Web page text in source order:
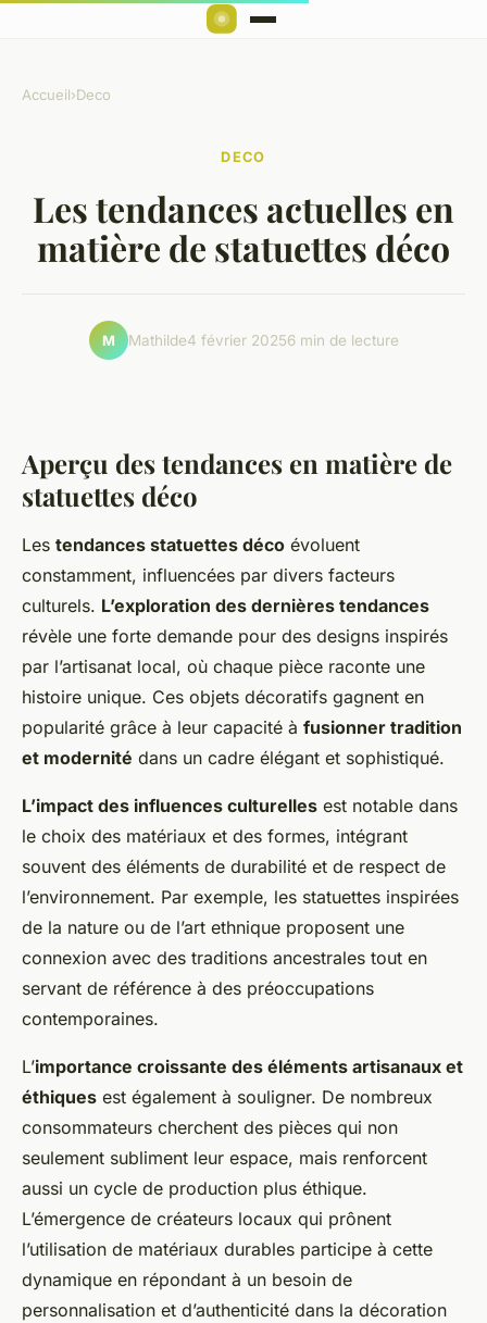
Accueil›Deco
DECO
Les tendances actuelles en
matière de statuettes déco
M Mathilde4 février 20256 min de lecture
Aperçu des tendances en matière de
statuettes déco
Les tendances statuettes déco évoluent
constamment, influencées par divers facteurs
culturels. L’exploration des dernières tendances
révèle une forte demande pour des designs inspirés
par l’artisanat local, où chaque pièce raconte une
histoire unique. Ces objets décoratifs gagnent en
popularité grâce à leur capacité à fusionner tradition
et modernité dans un cadre élégant et sophistiqué.
L’impact des influences culturelles est notable dans
le choix des matériaux et des formes, intégrant
souvent des éléments de durabilité et de respect de
l’environnement. Par exemple, les statuettes inspirées
de la nature ou de l’art ethnique proposent une
connexion avec des traditions ancestrales tout en
servant de référence à des préoccupations
contemporaines.
L’importance croissante des éléments artisanaux et
éthiques est également à souligner. De nombreux
consommateurs cherchent des pièces qui non
seulement subliment leur espace, mais renforcent
aussi un cycle de production plus éthique.
L’émergence de créateurs locaux qui prônent
l’utilisation de matériaux durables participe à cette
dynamique en répondant à un besoin de
personnalisation et d’authenticité dans la décoration